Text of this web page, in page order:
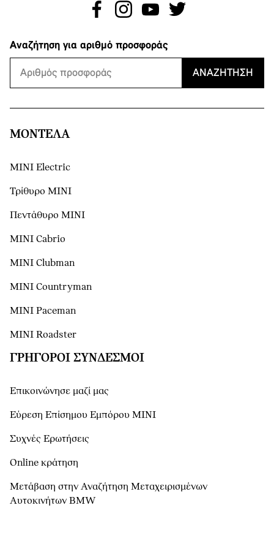
Αναζήτηση για αριθμό προσφοράς
ΑΝΑΖΉΤΗΣΗ
ΜΟΝΤΕΛΑ
MINI Electric
Τρίθυρο MINI
Πεντάθυρο MINI
MINI Cabrio
MINI Clubman
MINI Countryman
MINI Paceman
MINI Roadster
ΓΡΉΓΟΡΟΙ ΣΎΝΔΕΣΜΟΙ
Επικοινώνησε μαζί μας
Εύρεση Επίσημου Εμπόρου ΜΙΝΙ
Συχνές Ερωτήσεις
Online κράτηση
Μετάβαση στην Αναζήτηση Μεταχειρισμένων
Αυτοκινήτων BMW